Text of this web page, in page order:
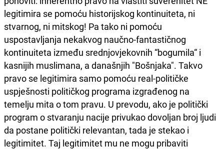
legitimira se pomoću historijskog kontinuiteta, ni
stvarnog, ni mitskog! Pa tako ni pomoću
uspostavljanja nekakvog naučno-fantastičnog
kontinuiteta između srednjovjekovnih “bogumila“ i
kasnijih muslimana, a današnjih "Bošnjaka". Takvo
pravo se legitimira samo pomoću real-političke
uspješnosti političkog programa izgrađenog na
temelju mita o tom pravu. U prevodu, ako je politički
program o stvaranju nacije privukao dovoljan broj ljudi
da postane politički relevantan, tada je stekao i
legitimitet. Taj legitimitet mu ne mogu pribaviti